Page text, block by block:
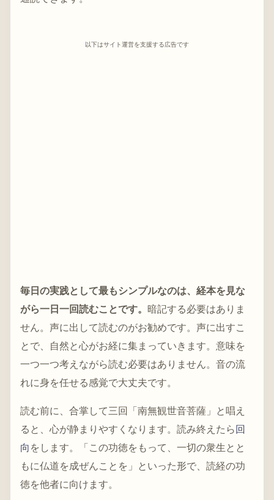
以下はサイト運営を支援する広告です
毎日の実践として最もシンプルなのは、経本を見な
がら一日一回読むことです。 暗記する必要はありま
せん。声に出して読むのがお勧めです。声に出すこ
とで、自然と心がお経に集まっていきます。意味を
一つ一つ考えながら読む必要はありません。音の流
れに身を任せる感覚で大丈夫です。
読む前に、合掌して三回「南無観世音菩薩」と唱え
ると、心が静まりやすくなります。読み終えたら 回
向 をします。「この功徳をもって、一切の衆生とと
もに仏道を成ぜんことを」といった形で、読経の功
徳を他者に向けます。